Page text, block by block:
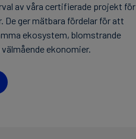
av våra certifierade projekt för
De ger mätbara fördelar för att
ekosystem, blomstrande
ekonomier.